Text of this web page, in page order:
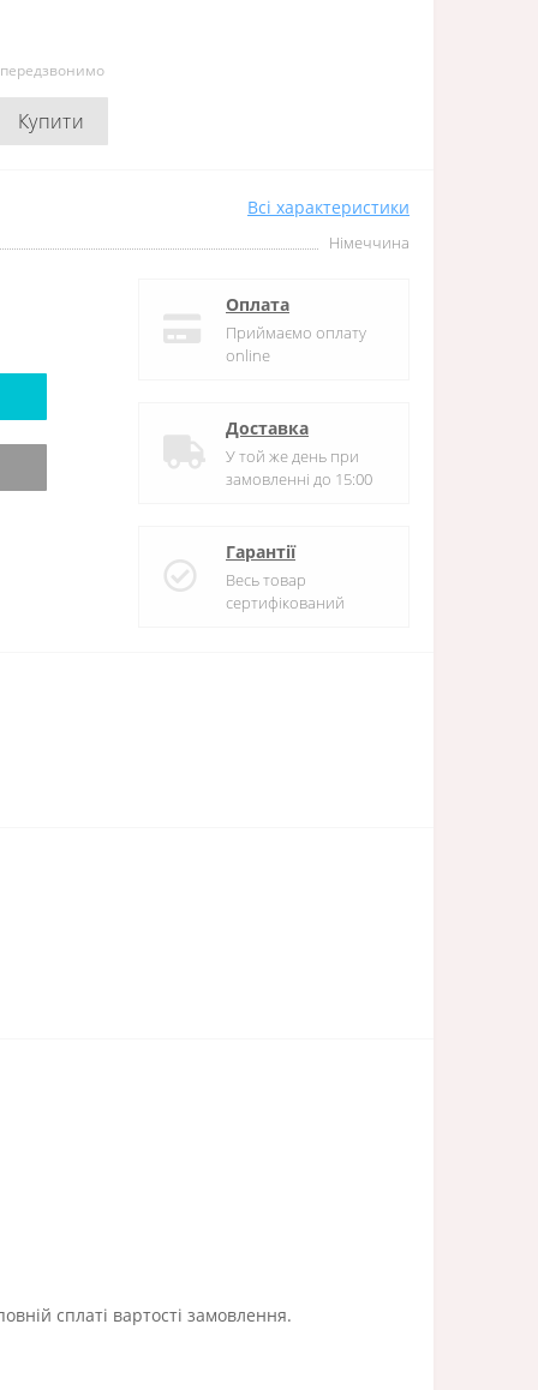
Купити
Всі характеристики
Німеччина
Оплата
Приймаємо оплату
online
Доставка
У той же день при
замовленні до 15:00
Гарантії
Весь товар
сертифікований
сплаті вартості замовлення.